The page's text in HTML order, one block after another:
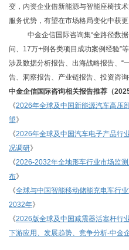
变，内资企业借新能源与智能座椅技
服务优势，有望在市场格局变化中获
中金企信国际咨询集“全路径数
问、17万+例各类项目成功案例经验”
涉及数据分析报告、出海战略报告、“
告、洞察报告、产业链报告、投资咨
中金企信国际咨询相关报告推荐（
《2026年全球及中国新能源汽车高压
望》
《2026年全球及中国汽车电子产品行
况调研》
《2026-2032年全地形车行业市场监
布》
《全球与中国智能移动储能充电车行
2032年》
《2026版全球及中国减震器活塞杆行
下游应用、发展趋势、竞争分析-中金